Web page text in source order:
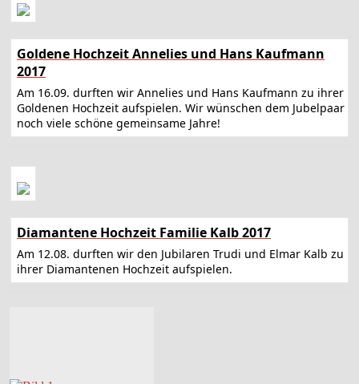
Goldene Hochzeit Annelies und Hans Kaufmann
2017
Am 16.09. durften wir Annelies und Hans Kaufmann zu ihrer
Goldenen Hochzeit aufspielen. Wir wünschen dem Jubelpaar
noch viele schöne gemeinsame Jahre!
Diamantene Hochzeit Familie Kalb 2017
Am 12.08. durften wir den Jubilaren Trudi und Elmar Kalb zu
ihrer Diamantenen Hochzeit aufspielen.